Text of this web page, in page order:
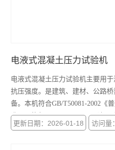
电液式混凝土压力试验机
电液式混凝土压力试验机主要用
抗压强度。是建筑、建材、公路
备。本机符合GB/T50081-2002《
准》。执行GB/T3159-2008《液压
更新日期：2026-01-18 访问量